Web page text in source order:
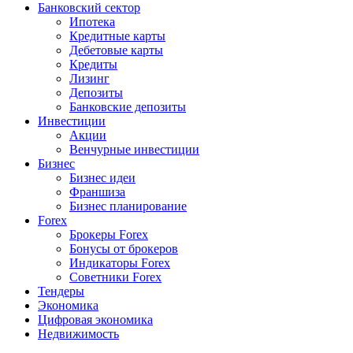
Банковский сектор
Ипотека
Кредитные карты
Дебетовые карты
Кредиты
Лизинг
Депозиты
Банковские депозиты
Инвестиции
Акции
Венчурные инвестиции
Бизнес
Бизнес идеи
Франшиза
Бизнес планирование
Forex
Брокеры Forex
Бонусы от брокеров
Индикаторы Forex
Советники Forex
Тендеры
Экономика
Цифровая экономика
Недвижимость